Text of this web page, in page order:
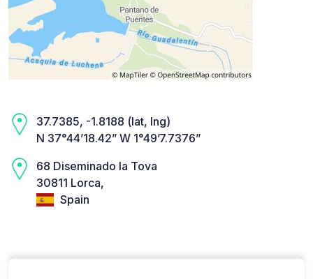
37.7385, -1.8188 (lat, lng)
N 37°44’18.42” W 1°49’7.7376”
68 Diseminado la Tova
30811 Lorca,
Spain